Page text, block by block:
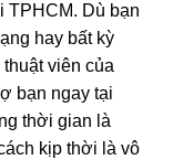
TPHCM. Dù bạn
hay bất kỳ
viên của
bạn ngay tại
thời gian là
kịp thời là vô